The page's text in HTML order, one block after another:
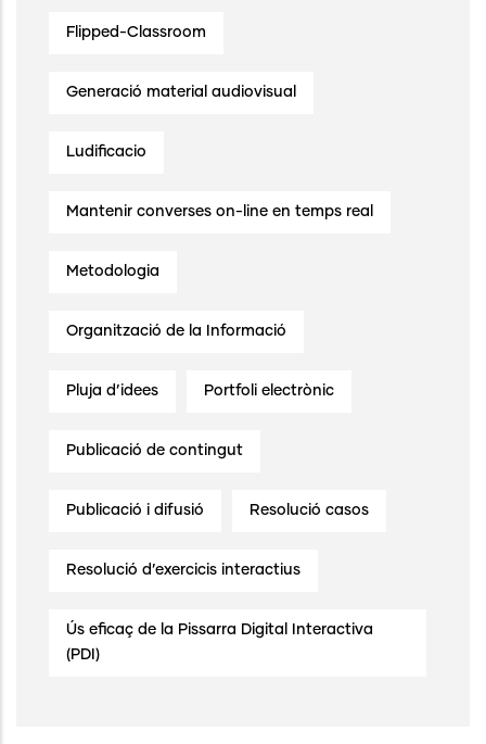
Flipped-Classroom
Generació material audiovisual
Ludificacio
Mantenir converses on-line en temps real
Metodologia
Organització de la Informació
Pluja d’idees Portfoli electrònic
Publicació de contingut
Publicació i difusió Resolució casos
Resolució d’exercicis interactius
Ús eficaç de la Pissarra Digital Interactiva
(PDI)